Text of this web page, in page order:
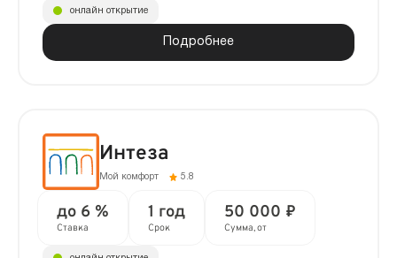
Подробнее
онлайн открытие
Интеза
Мой комфорт 5.8
до 6 %
Ставка
1 год
Срок
50 000 ₽
Сумма, от